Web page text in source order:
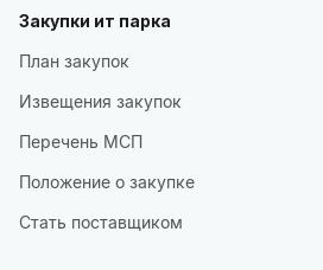
Закупки ит парка
План закупок
Извещения закупок
Перечень МСП
Положение о закупке
Стать поставщиком